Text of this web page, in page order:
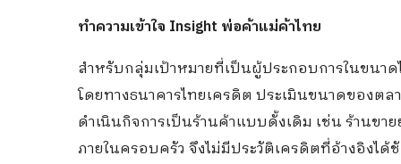
ทำความเข้าใจ Insight พ่อค้าแม่ค้าไทย
สำหรับกลุ่มเป้าหมายที่เป็นผู้ประกอบการในขนา
โดยทางธนาคารไทยเครดิต ประเมินขนาดของต
ดำเนินกิจการเป็นร้านค้าแบบดั้งเดิม เช่น ร้านข
ภายในครอบครัว จึงไม่มีประวัติเครดิตที่อ้างอิงได้